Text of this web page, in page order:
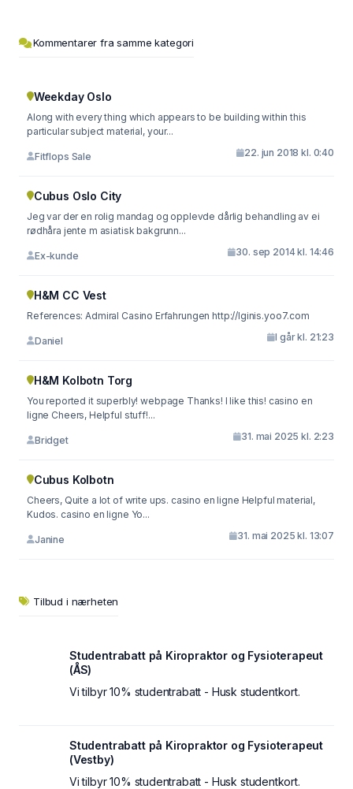
Kommentarer fra samme kategori
Weekday Oslo
Along with every thing which appears to be building within this
particular subject material, your...
Fitflops Sale 22. jun 2018 kl. 0:40
Cubus Oslo City
Jeg var der en rolig mandag og opplevde dårlig behandling av ei
rødhåra jente m asiatisk bakgrunn...
Ex-kunde 30. sep 2014 kl. 14:46
H&M CC Vest
References: Admiral Casino Erfahrungen http://lginis.yoo7.com
Daniel I går kl. 21:23
H&M Kolbotn Torg
You reported it superbly! webpage Thanks! I like this! casino en
ligne Cheers, Helpful stuff!...
Bridget 31. mai 2025 kl. 2:23
Cubus Kolbotn
Cheers, Quite a lot of write ups. casino en ligne Helpful material,
Kudos. casino en ligne Yo...
Janine 31. mai 2025 kl. 13:07
Tilbud i nærheten
Studentrabatt på Kiropraktor og Fysioterapeut
(ÅS)
Vi tilbyr 10% studentrabatt - Husk studentkort.
Studentrabatt på Kiropraktor og Fysioterapeut
(Vestby)
Vi tilbyr 10% studentrabatt - Husk studentkort.